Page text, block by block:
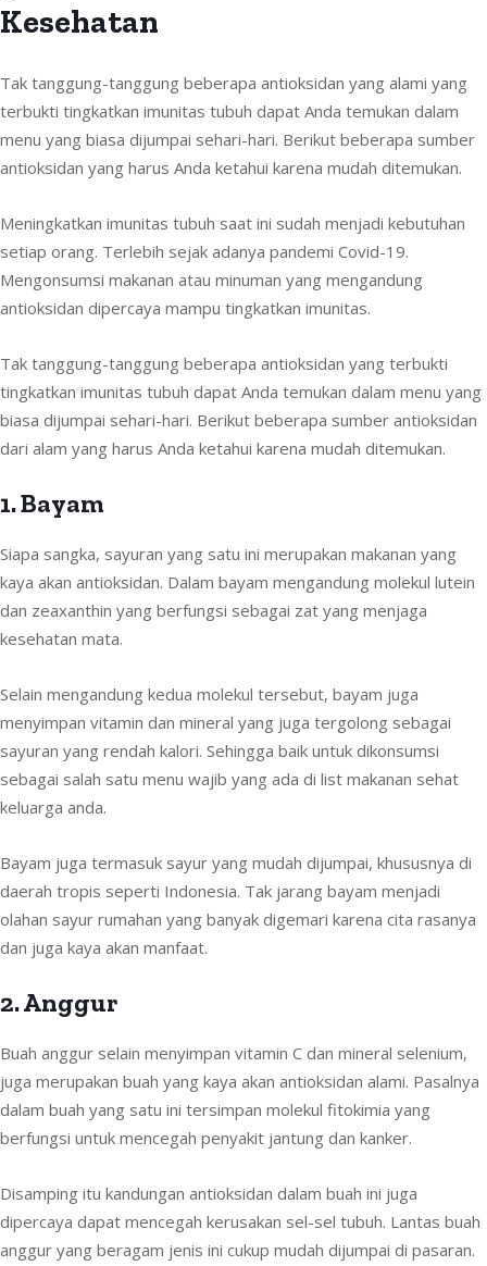
Kesehatan
Tak tanggung-tanggung beberapa antioksidan yang alami yang
terbukti tingkatkan imunitas tubuh dapat Anda temukan dalam
menu yang biasa dijumpai sehari-hari. Berikut beberapa sumber
antioksidan yang harus Anda ketahui karena mudah ditemukan.
Meningkatkan imunitas tubuh saat ini sudah menjadi kebutuhan
setiap orang. Terlebih sejak adanya pandemi Covid-19.
Mengonsumsi makanan atau minuman yang mengandung
antioksidan dipercaya mampu tingkatkan imunitas.
Tak tanggung-tanggung beberapa antioksidan yang terbukti
tingkatkan imunitas tubuh dapat Anda temukan dalam menu yang
biasa dijumpai sehari-hari. Berikut beberapa sumber antioksidan
dari alam yang harus Anda ketahui karena mudah ditemukan.
1. Bayam
Siapa sangka, sayuran yang satu ini merupakan makanan yang
kaya akan antioksidan. Dalam bayam mengandung molekul lutein
dan zeaxanthin yang berfungsi sebagai zat yang menjaga
kesehatan mata.
Selain mengandung kedua molekul tersebut, bayam juga
menyimpan vitamin dan mineral yang juga tergolong sebagai
sayuran yang rendah kalori. Sehingga baik untuk dikonsumsi
sebagai salah satu menu wajib yang ada di list makanan sehat
keluarga anda.
Bayam juga termasuk sayur yang mudah dijumpai, khususnya di
daerah tropis seperti Indonesia. Tak jarang bayam menjadi
olahan sayur rumahan yang banyak digemari karena cita rasanya
dan juga kaya akan manfaat.
2. Anggur
Buah anggur selain menyimpan vitamin C dan mineral selenium,
juga merupakan buah yang kaya akan antioksidan alami. Pasalnya
dalam buah yang satu ini tersimpan molekul fitokimia yang
berfungsi untuk mencegah penyakit jantung dan kanker.
Disamping itu kandungan antioksidan dalam buah ini juga
dipercaya dapat mencegah kerusakan sel-sel tubuh. Lantas buah
anggur yang beragam jenis ini cukup mudah dijumpai di pasaran.